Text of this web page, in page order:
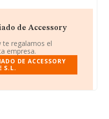
de Accessory
te regalamos el
empresa.
DE ACCESSORY
S.L.